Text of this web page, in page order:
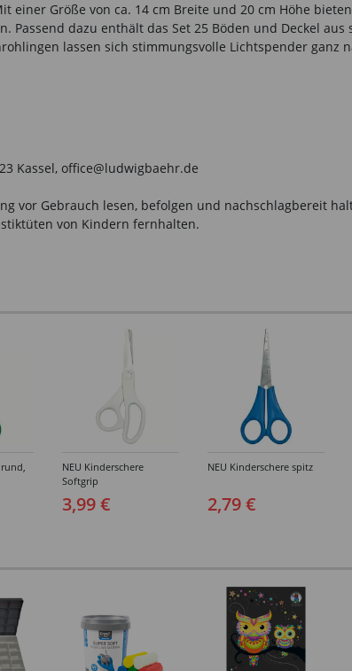
Größe von ca. 14 cm Breite und 20 cm Höhe
dazu enthält das Set 25 Böden und Deckel
lassen sich stimmungsvolle Lichtspender ganz
Kassel, office@ludwigbaehr.de
vor Gebrauch lesen, befolgen und nachschlagbereit
von Kindern fernhalten.
NEU Kinderschere
Softgrip
3,99 €
NEU Kinderschere spitz
2,79 €